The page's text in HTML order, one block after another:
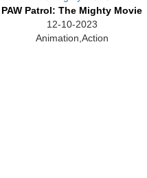
PAW Patrol: The Mighty Movie
12-10-2023
Animation,Action